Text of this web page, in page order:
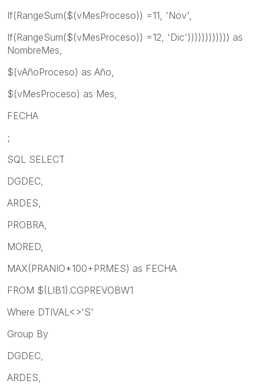
If(RangeSum($(vMesProceso)) =11, 'Nov',
If(RangeSum($(vMesProceso)) =12, 'Dic')))))))))))) as
NombreMes,
$(vAñoProceso) as Año,
$(vMesProceso) as Mes,
FECHA
;
SQL SELECT
DGDEC,
ARDES,
PROBRA,
MORED,
MAX(PRANIO*100+PRMES) as FECHA
FROM $(LIB1).CGPREVOBW1
Where DTIVAL<>'S'
Group By
DGDEC,
ARDES,